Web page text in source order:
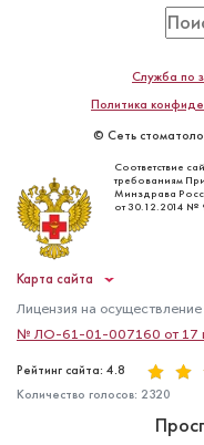
Служба по
Политика
© Сеть
Соответствие
требованиям
Минздрава
от 30.12.2014 №
Карта сайта
Лицензия на
№ ЛО-61-01-007160 от 17
Рейтинг сайта: 4.8
Количество голосов: 2320